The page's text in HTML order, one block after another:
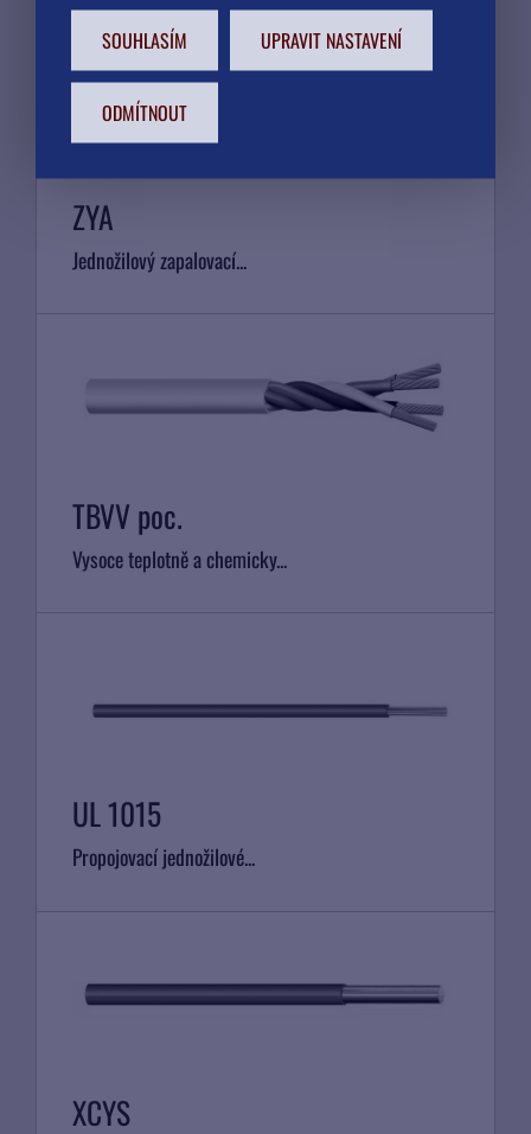
ZYA
Jednožilový zapalovací...
TBVV poc.
Vysoce teplotně a chemicky...
UL 1015
Propojovací jednožilové...
XCYS
SOUHLASÍM UPRAVIT NASTAVENÍ
ODMÍTNOUT